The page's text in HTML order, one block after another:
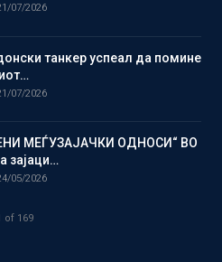
07/2026
танкер успеал да помине
07/2026
МЕЃУЗАЈАЧКИ ОДНОСИ“ ВО
зајаци…
05/2026
of 169